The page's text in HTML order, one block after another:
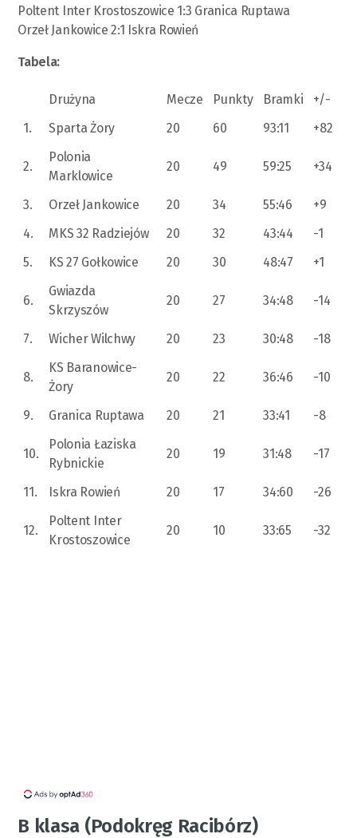
Poltent Inter Krostoszowice 1:3 Granica Ruptawa
Orzeł Jankowice 2:1 Iskra Rowień
Tabela:
Drużyna Mecze Punkty Bramki
+/-
1.
Sparta Żory 20 60 93:11 +82
2.
Polonia
Marklowice
20 49 59:25 +34
3. Orzeł Jankowice 20 34 55:46
+9
4.
MKS 32 Radziejów 20 32 43:44
-1
5.
KS 27 Gołkowice 20 30 48:47 +1
6.
Gwiazda
Skrzyszów
20 27 34:48 -14
7. Wicher Wilchwy 20 23 30:48 -18
8.
KS Baranowice-
Żory
20 22 36:46 -10
9. Granica Ruptawa 20 21 33:41 -8
10.
Polonia Łaziska
Rybnickie
20 19 31:48 -17
11. Iskra Rowień 20 17 34:60 -26
12.
Poltent Inter
Krostoszowice
20 10 33:65 -32
B klasa (Podokręg Racibórz)